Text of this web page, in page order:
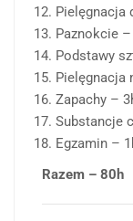
Pielęgnacja
Paznokcie
Podstawy
Pielęgnacja
Zapachy –
Substancje
Egzamin –
Razem – 80h